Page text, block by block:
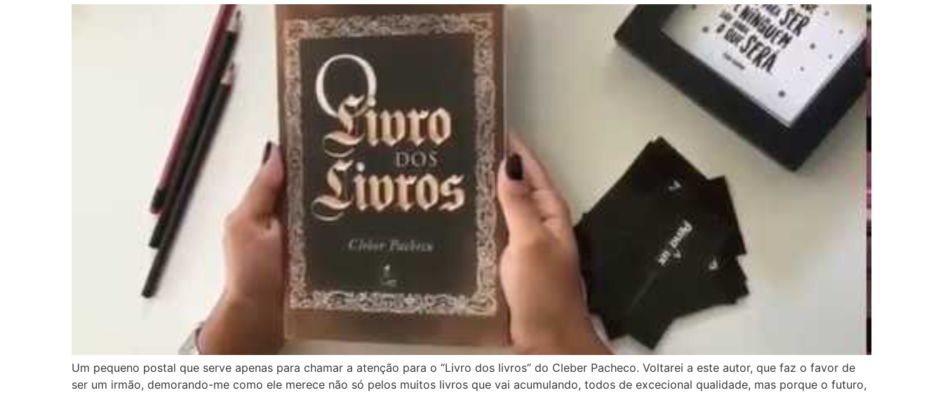
Um pequeno postal que serve apenas para chamar a atenção para o “Livro dos livros” do Cleber Pacheco. Voltarei a este autor, que faz o favor de
ser um irmão, demorando-me como ele merece não só pelos muitos livros que vai acumulando, todos de excecional qualidade, mas porque o futuro,